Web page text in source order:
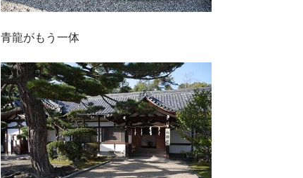
青龍がもう一体